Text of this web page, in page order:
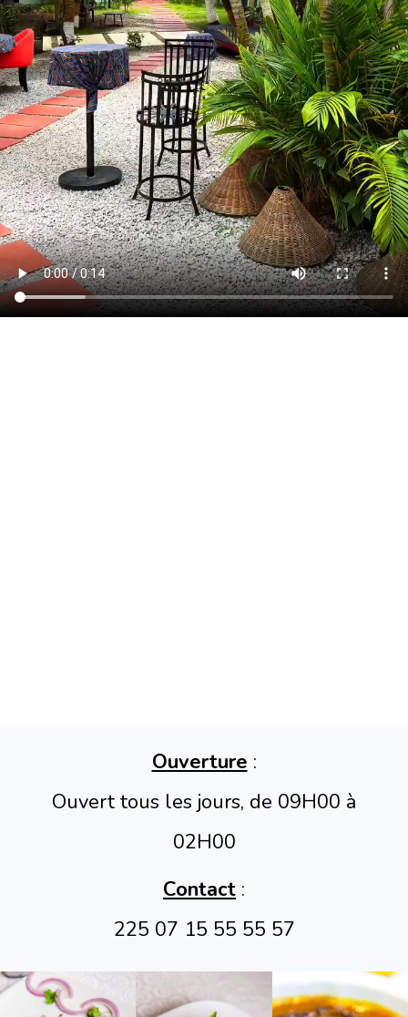
Ouverture :
Ouvert tous les jours, de 09H00 à
02H00
Contact :
225 07 15 55 55 57